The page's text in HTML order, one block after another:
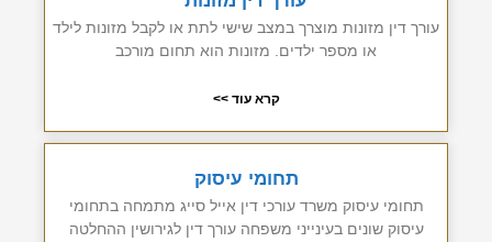
עורך דין מזונות מוצרך במצב שישי לתת או לקבל מזונות לילד
או מספר ילדים. מזונות הוא תחום מורכב
קרא עוד >>
תחומי עיסוק
תחומי עיסוק משרד עורכי דין אייל סייג מתמחה בתחומי
עיסוק שונים בעינייני משפחה עורך דין לגירושין ההחלטה